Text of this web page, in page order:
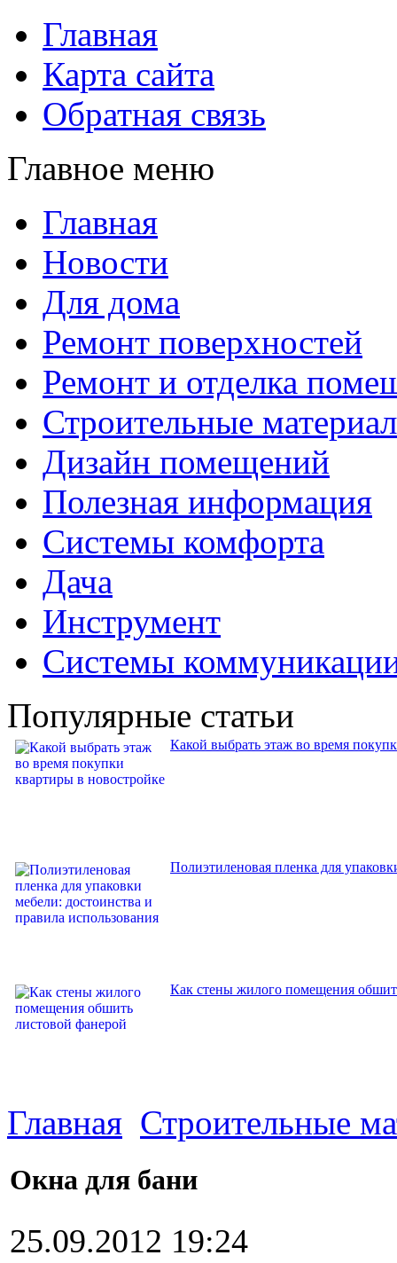
Главная
Карта сайта
Обратная связь
Главное меню
Главная
Новости
Для дома
Ремонт поверхностей
Ремонт и отделка
Строительные
Дизайн помещений
Полезная информация
Системы комфорта
Дача
Инструмент
Системы
Популярные статьи
Какой выбрать этаж во время
Полиэтиленовая пленка для
Как стены жилого помещения
Главная Строительные
Окна для бани
25.09.2012 19:24